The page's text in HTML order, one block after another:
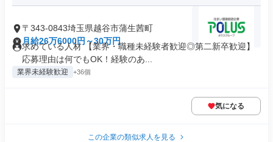
〒343-0843埼玉県越谷市蒲生茜町
月給26万6000円～30万円
求めている人材 【業界・職種未経験者歓迎◎第二新卒歓迎】
応募理由は何でもOK！経験のあ...
業界未経験歓迎 +36個
気になる
この企業の類似求人を見る